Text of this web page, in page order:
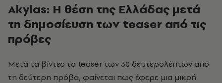
Akylas: Η θέση της Ελλάδας μετά
τη δημοσίευση των teaser από τις
πρόβες
Μετά τα βίντεο τα teaser των 30 δευτερολέπτων από
τη δεύτερη πρόβα, φαίνεται πως έφερε μια μικρή